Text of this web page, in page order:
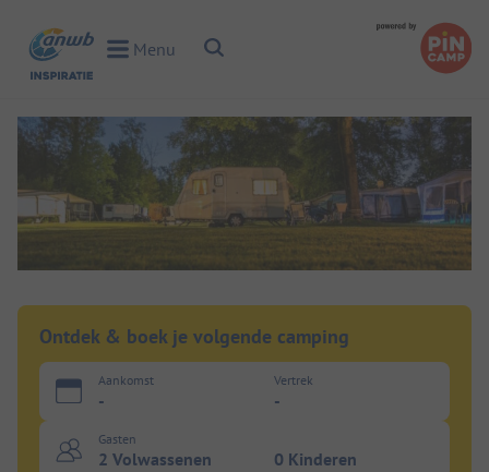
Toggle Menu
Menu Toggle Search
Ontdek & boek je volgende camping
Aankomst
-
Vertrek
-
Gasten
2 Volwassenen 0 Kinderen